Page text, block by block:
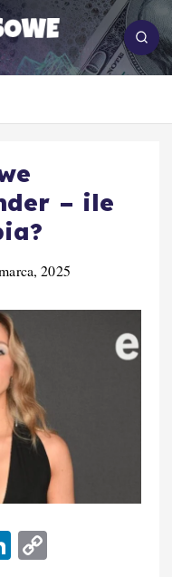
pracy, biznesie i
– ile
2025
Li